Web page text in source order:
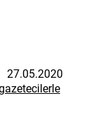
27.05.2020